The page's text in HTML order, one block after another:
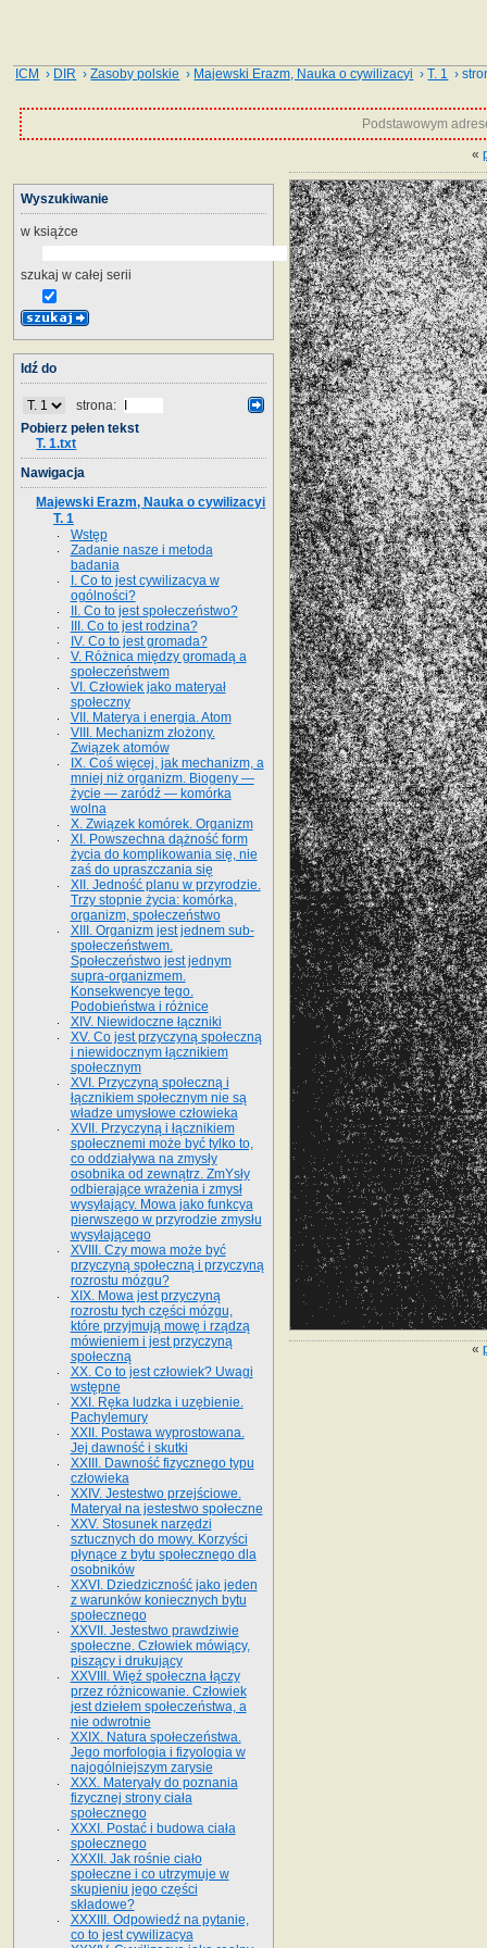
ICM › DIR ›Zasoby polskie › Majewski Erazm, Nauka o cywilizacyi ›T. 1 ›
Podstawowym
«
«
Wyszukiwanie
w książce
szukaj w całej serii
Idź do
strona:
Pobierz pełen tekst
T. 1.txt
Nawigacja
Majewski Erazm, Nauka o cywilizacyi
T. 1
Wstęp
Zadanie nasze i metoda
badania
I. Co to jest cywilizacya w
ogólności?
II. Co to jest społeczeństwo?
III. Co to jest rodzina?
IV. Co to jest gromada?
V. Różnica między gromadą a
społeczeństwem
VI. Człowiek jako materyał
społeczny
VII. Materya i energia. Atom
VIII. Mechanizm złożony.
Związek atomów
IX. Coś więcej, jak mechanizm, a
mniej niż organizm. Biogeny —
życie — zaródź — komórka
wolna
X. Związek komórek. Organizm
XI. Powszechna dążność form
życia do komplikowania się, nie
zaś do upraszczania się
XII. Jedność planu w przyrodzie.
Trzy stopnie życia: komórka,
organizm, społeczeństwo
XIII. Organizm jest jednem sub-
społeczeństwem.
Społeczeństwo jest jednym
supra-organizmem.
Konsekwencye tego.
Podobieństwa i różnice
XIV. Niewidoczne łączniki
XV. Co jest przyczyną społeczną
i niewidocznym łącznikiem
społecznym
XVI. Przyczyną społeczną i
łącznikiem społecznym nie są
władze umysłowe człowieka
XVII. Przyczyną i łącznikiem
społecznemi może być tylko to,
co oddziaływa na zmysły
osobnika od zewnątrz. ZmYsły
odbierające wrażenia i zmysł
wysyłający. Mowa jako funkcya
pierwszego w przyrodzie zmysłu
wysyłającego
XVIII. Czy mowa może być
przyczyną społeczną i przyczyną
rozrostu mózgu?
XIX. Mowa jest przyczyną
rozrostu tych części mózgu,
które przyjmują mowę i rządzą
mówieniem i jest przyczyną
społeczną
XX. Co to jest człowiek? Uwagi
wstępne
XXI. Ręka ludzka i uzębienie.
Pachylemury
XXII. Postawa wyprostowana.
Jej dawność i skutki
XXIII. Dawność fizycznego typu
człowieka
XXIV. Jestestwo przejściowe.
Materyał na jestestwo społeczne
XXV. Stosunek narzędzi
sztucznych do mowy. Korzyści
płynące z bytu społecznego dla
osobników
XXVI. Dziedziczność jako jeden
z warunków koniecznych bytu
społecznego
XXVII. Jestestwo prawdziwie
społeczne. Człowiek mówiący,
piszący i drukujący
XXVIII. Więź społeczna łączy
przez różnicowanie. Człowiek
jest dziełem społeczeństwa, a
nie odwrotnie
XXIX. Natura społeczeństwa.
Jego morfologia i fizyologia w
najogólniejszym zarysie
XXX. Materyały do poznania
fizycznej strony ciała
społecznego
XXXI. Postać i budowa ciała
społecznego
XXXII. Jak rośnie ciało
społeczne i co utrzymuje w
skupieniu jego części
składowe?
XXXIII. Odpowiedź na pytanie,
co to jest cywilizacya